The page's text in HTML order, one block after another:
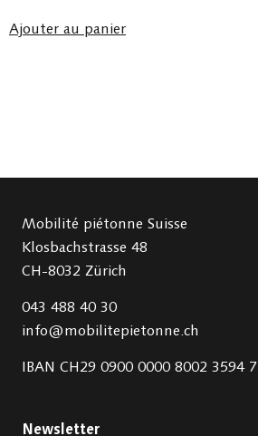
Ajouter au panier
Mobilité piétonne Suisse
Klosbachstrasse 48
CH-8032 Zürich
043 488 40 30
info@mobilitepietonne.ch
IBAN CH29 0900 0000 8002 3594 7
Newsletter